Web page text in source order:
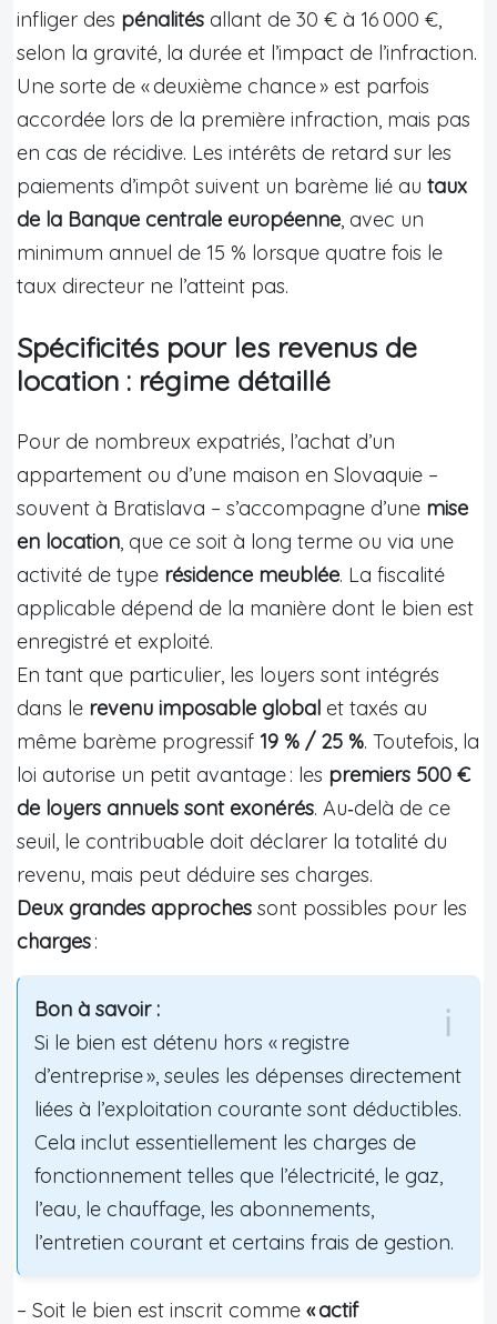
infliger des pénalités allant de 30 € à 16 000 €,
selon la gravité, la durée et l’impact de l’infraction.
Une sorte de « deuxième chance » est parfois
accordée lors de la première infraction, mais pas
en cas de récidive. Les intérêts de retard sur les
paiements d’impôt suivent un barème lié au taux
de la Banque centrale européenne, avec un
minimum annuel de 15 % lorsque quatre fois le
taux directeur ne l’atteint pas.
Spécificités pour les revenus de
location : régime détaillé
Pour de nombreux expatriés, l’achat d’un
appartement ou d’une maison en Slovaquie –
souvent à Bratislava – s’accompagne d’une mise
en location, que ce soit à long terme ou via une
activité de type résidence meublée. La fiscalité
applicable dépend de la manière dont le bien est
enregistré et exploité.
En tant que particulier, les loyers sont intégrés
dans le revenu imposable global et taxés au
même barème progressif 19 % / 25 %. Toutefois, la
loi autorise un petit avantage : les premiers 500 €
de loyers annuels sont exonérés. Au‑delà de ce
seuil, le contribuable doit déclarer la totalité du
revenu, mais peut déduire ses charges.
Deux grandes approches sont possibles pour les
charges:
Bon à savoir :
Si le bien est détenu hors « registre
d’entreprise », seules les dépenses directement
liées à l’exploitation courante sont déductibles.
Cela inclut essentiellement les charges de
fonctionnement telles que l’électricité, le gaz,
l’eau, le chauffage, les abonnements,
l’entretien courant et certains frais de gestion.
– Soit le bien est inscrit comme « actif